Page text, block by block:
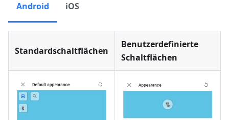
Android iOS
Standardschaltflächen
Benutzerdefinierte
Schaltflächen